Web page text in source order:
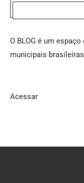
O BLOG é um
municipais
Acessar